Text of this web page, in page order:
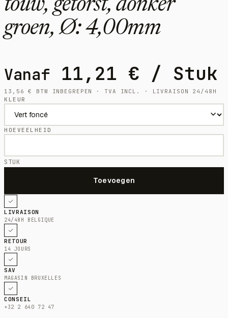
touw, getorst, donker
groen, Ø: 4,00mm
Vanaf 11,21 € / Stuk
13,56€
BTW INBEGREPEN · TVA INCL. · LIVRAISON 24/48H
KLEUR
HOEVEELHEID
STUK
LIVRAISON
24/48H BELGIQUE
RETOUR
14 JOURS
SAV
MAGASIN BRUXELLES
CONSEIL
+32 2 640 72 47